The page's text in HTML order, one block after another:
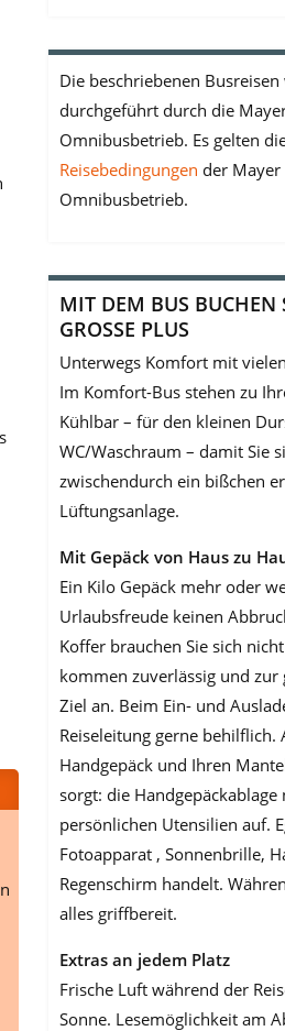
Die beschriebenen Busreisen
durchgeführt durch die
Omnibusbetrieb. Es gelten
Reisebedingungen der Mayer
Omnibusbetrieb.
MIT DEM BUS BUCHEN
GROSSE PLUS
Unterwegs Komfort mit
Im Komfort-Bus stehen zu
Kühlbar – für den kleinen
WC/Waschraum – damit Sie
zwischendurch ein bißchen
Lüftungsanlage.
Mit Gepäck von Haus zu
Ein Kilo Gepäck mehr oder
Urlaubsfreude keinen
Koffer brauchen Sie sich
kommen zuverlässig und zur
Ziel an. Beim Ein- und
Reiselei­tung gerne behilflich.
Handgepäck und Ihren
sorgt: die
persönlichen Utensilien auf.
Fotoapparat , Sonnenbrille,
Regenschirm handelt.
alles griffbereit.
Extras an jedem Platz
Frische Luft während der
Sonne. Lesemöglichkeit am